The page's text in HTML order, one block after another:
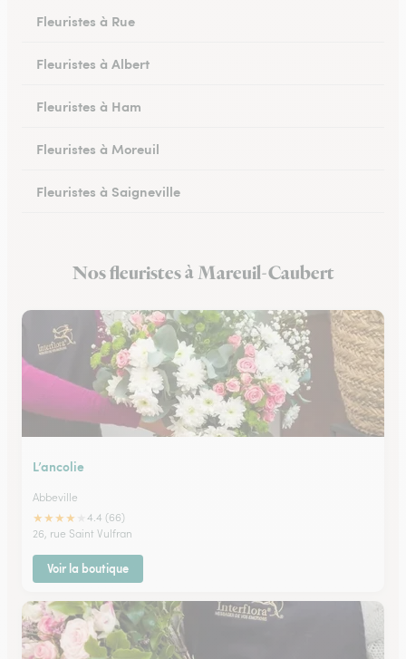
Fleuristes à Rue
Fleuristes à Albert
Fleuristes à Ham
Fleuristes à Moreuil
Fleuristes à Saigneville
Fleuristes à Corbie
Nos fleuristes à Mareuil-Caubert
L’ancolie
Abbeville
★★★★
4.4 (66)
26, rue Saint Vulfran
Voir la boutique